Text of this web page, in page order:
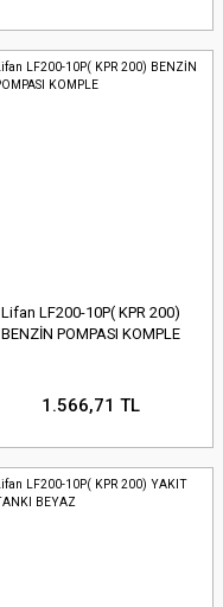
Lifan LF200-10P( KPR 200)
BENZİN POMPASI KOMPLE
1.566,71 TL